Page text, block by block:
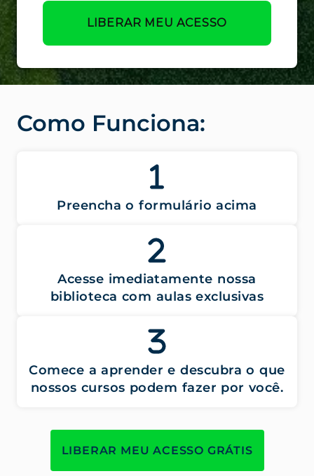
LIBERAR MEU ACESSO
Como Funciona:
Preencha o formulário acima
Acesse imediatamente nossa
biblioteca com aulas exclusivas
Comece a aprender e descubra o que
nossos cursos podem fazer por você.
LIBERAR MEU ACESSO GRÁTIS